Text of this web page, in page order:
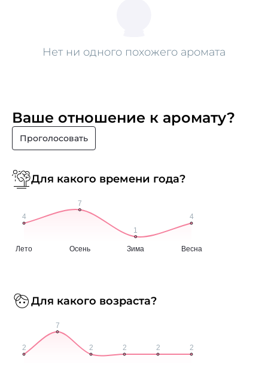
Нет ни одного похожего аромата
Ваше отношение к аромату?
Проголосовать
Для какого времени года?
Для какого возраста?